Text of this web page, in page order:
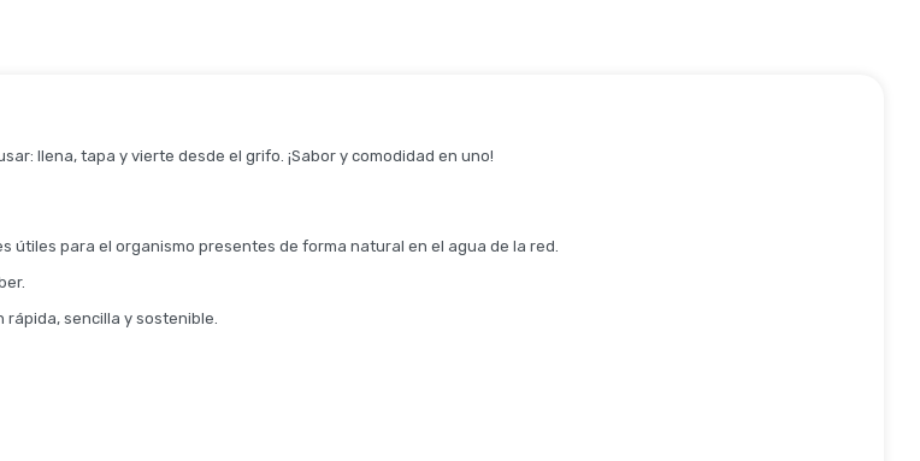
llena, tapa y vierte desde el grifo. ¡Sabor y comodidad en uno!
útiles para el organismo presentes de forma natural en el agua de la red.
sencilla y sostenible.